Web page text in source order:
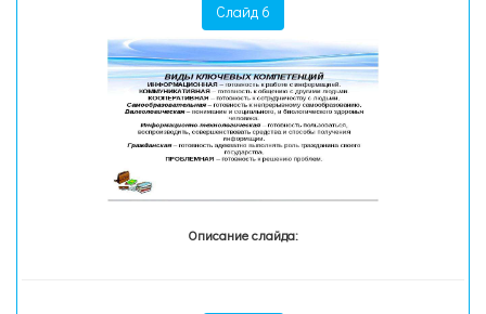
Слайд 6
Описание слайда: